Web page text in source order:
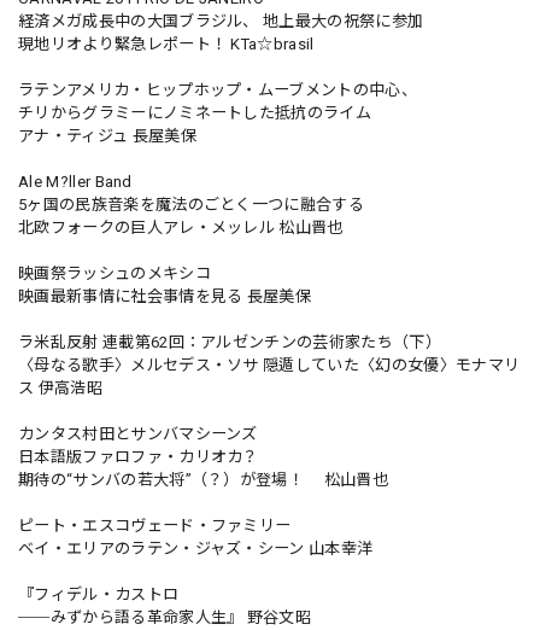
経済メガ成長中の大国ブラジル、 地上最大の祝祭に参加
現地リオより緊急レポート！ KTa☆brasil
ラテンアメリカ・ヒップホップ・ムーブメントの中心、
チリからグラミーにノミネートした抵抗のライム
アナ・ティジュ 長屋美保
Ale M?ller Band
5ヶ国の民族音楽を魔法のごとく一つに融合する
北欧フォークの巨人アレ・メッレル 松山晋也
映画祭ラッシュのメキシコ
映画最新事情に社会事情を見る 長屋美保
ラ米乱反射 連載第62回：アルゼンチンの芸術家たち（下）
〈母なる歌手〉メルセデス・ソサ 隠遁していた〈幻の女優〉モナマリ
ス 伊高浩昭
カンタス村田とサンバマシーンズ
日本語版ファロファ・カリオカ？
期待の“サンバの若大将”（？）が登場！ 松山晋也
ピート・エスコヴェード・ファミリー
ベイ・エリアのラテン・ジャズ・シーン 山本幸洋
『フィデル・カストロ
──みずから語る革命家人生』 野谷文昭